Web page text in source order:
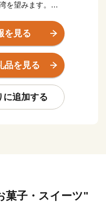
を望みます。
て発展を続け、「西尾
下町が形成されました。
家の居城となると、六
賑わいを見せるようにな
は、市制を施行した昭
産も盛んで、農業、工
を見る
品を見る
に追加する
菓子・スイーツ"